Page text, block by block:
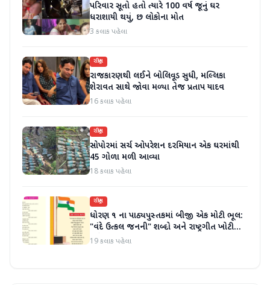
પરિવાર સૂતો હતો ત્યારે 100 વર્ષ જૂનું ઘર
ધરાશાયી થયું, છ લોકોના મોત
3 કલાક પહેલા
રાષ્ટ્રીય
રાજકારણથી લઈને બોલિવૂડ સુધી, મલ્લિકા
શેરાવત સાથે જોવા મળ્યા તેજ પ્રતાપ યાદવ
16 કલાક પહેલા
રાષ્ટ્રીય
સોપોરમાં સર્ચ ઓપરેશન દરમિયાન એક ઘરમાંથી
45 ગોળા મળી આવ્યા
18 કલાક પહેલા
રાષ્ટ્રીય
ધોરણ ૧ ના પાઠ્યપુસ્તકમાં બીજી એક મોટી ભૂલ:
"વંદે ઉત્કલ જનની" શબ્દો અને રાષ્ટ્રગીત ખોટી
રીતે છાપવામાં આવ્યા
19 કલાક પહેલા